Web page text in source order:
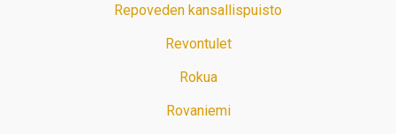
Repoveden kansallispuisto
Revontulet
Rokua
Rovaniemi